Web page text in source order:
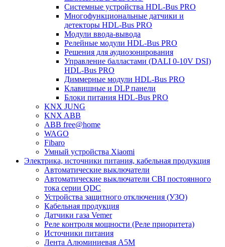
Системные устройства HDL-Bus PRO
Многофункциональные датчики и
детекторы HDL-Bus PRO
Модули ввода-вывода
Релейные модули HDL-Bus PRO
Решения для аудиозонирования
Управление балластами (DALI 0-10V DSI)
HDL-Bus PRO
Диммерные модули HDL-Bus PRO
Клавишные и DLP панели
Блоки питания HDL-Bus PRO
KNX JUNG
KNX ABB
ABB free@home
WAGO
Fibaro
Умный устройства Xiaomi
Электрика, источники питания, кабельная продукция
Автоматические выключатели
Автоматические выключатели CBI постоянного
тока серии QDC
Устройства защитного отключения (УЗО)
Кабельная продукция
Датчики газа Vemer
Реле контроля мощности (Реле приоритета)
Источники питания
Лента Алюминиевая А5М